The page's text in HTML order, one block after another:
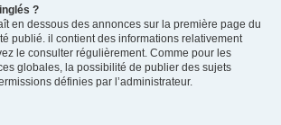
?
en dessous des annonces sur la première page du
publié. il contient des informations relativement
le consulter régulièrement. Comme pour les
globales, la possibilité de publier des sujets
définies par l’administrateur.